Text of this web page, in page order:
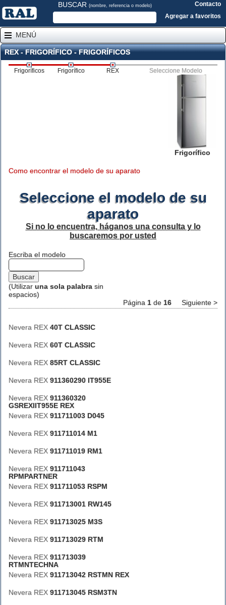
BUSCAR (nombre, referencia o modelo)
Contacto
Agregar a favoritos
MENÚ
REX - FRIGORÍFICO - FRIGORÍFICOS
Frigoríficos Frigorífico REX Seleccione Modelo
Frigorífico
Como encontrar el modelo de su aparato
Seleccione el modelo de su
aparato
Si no lo encuentra, háganos una consulta y lo
buscaremos por usted
Escriba el modelo
(Utilizar una sola palabra sin
espacios)
Página 1 de 16 Siguiente >
Nevera REX 40T CLASSIC
Nevera REX 60T CLASSIC
Nevera REX 85RT CLASSIC
Nevera REX 911360290 IT955E
Nevera REX 911360320
GSREXIIT955E REX
Nevera REX 911711003 D045
Nevera REX 911711014 M1
Nevera REX 911711019 RM1
Nevera REX 911711043
RPMPARTNER
Nevera REX 911711053 RSPM
Nevera REX 911713001 RW145
Nevera REX 911713025 M3S
Nevera REX 911713029 RTM
Nevera REX 911713039
RTMNTECHNA
Nevera REX 911713042 RSTMN REX
Nevera REX 911713045 RSM3TN